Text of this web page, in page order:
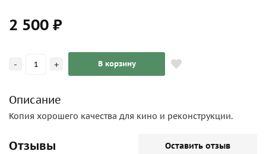
2 500 ₽
- + В корзину
Описание
Копия хорошего качества для кино и реконструкции.
Отзывы Оставить отзыв